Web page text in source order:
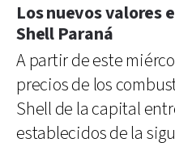
Los nuevos valores
Shell Paraná
A partir de este
precios de los
Shell de la capital
establecidos de la